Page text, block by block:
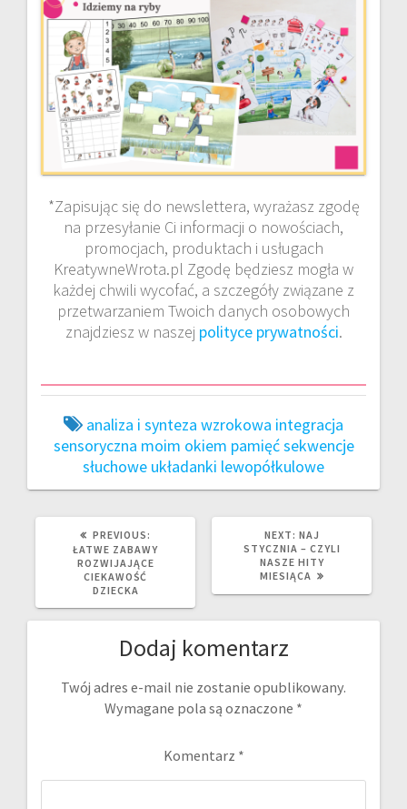
*Zapisując się do newslettera, wyrażasz zgodę
na przesyłanie Ci informacji o nowościach,
promocjach, produktach i usługach
KreatywneWrota.pl Zgodę będziesz mogła w
każdej chwili wycofać, a szczegóły związane z
przetwarzaniem Twoich danych osobowych
znajdziesz w naszej polityce prywatności.
analiza i synteza wzrokowa integracja
sensoryczna moim okiem pamięćsekwencje
słuchowe układanki lewopółkulowe
PREVIOUS:
POST:
ŁATWE ZABAWY
ROZWIJAJĄCE
CIEKAWOŚĆ
DZIECKA
NEXT: NEXT
POST:
NAJ
STYCZNIA – CZYLI
NASZE HITY
MIESIĄCA
Dodaj komentarz
Twój adres e-mail nie zostanie opublikowany.
Wymagane pola są oznaczone *
Komentarz *